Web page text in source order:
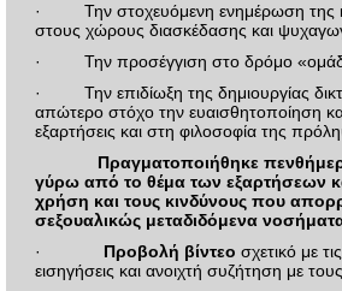
· Την στοχευόμενη ενημέρωση της
στους χώρους διασκέδασης και
· Την προσέγγιση στο δρόμο
· Την επιδίωξη της δημιουργίας
απώτερο στόχο την ευαισθητοποίηση
εξαρτήσεις και στη φιλοσοφία της
Πραγματοποιήθηκε πενθήμερη
γύρω από το θέμα των εξαρτήσεων
χρήση και τους κινδύνους που
σεξουαλικώς μεταδιδόμενα
· Προβολή βίντεο σχετικό με
εισηγήσεις και ανοιχτή συζήτηση με